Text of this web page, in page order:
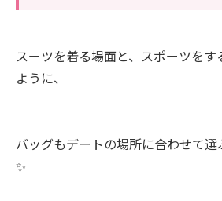
スーツを着る場面と、スポーツをす
ように、
バッグもデートの場所に合わせて
✨